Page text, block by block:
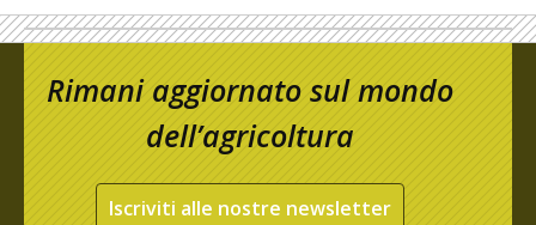
Rimani aggiornato sul mondo
dell’agricoltura
Iscriviti alle nostre newsletter